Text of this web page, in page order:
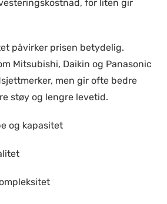
for liten gir
påvirker prisen betydelig.
Mitsubishi, Daikin og Panasonic
men gir ofte bedre
støy og lengre levetid.
og kapasitet